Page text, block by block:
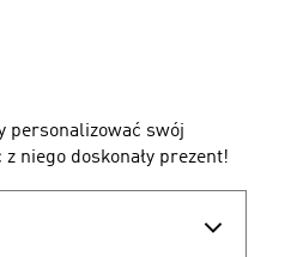
personalizować swój
niego doskonały prezent!